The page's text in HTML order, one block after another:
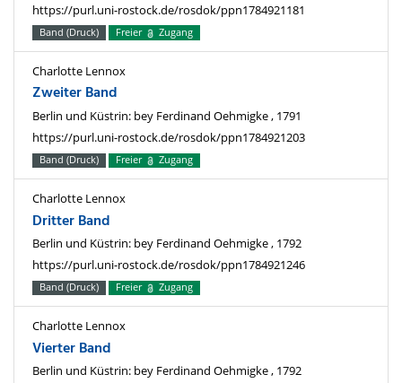
https://purl.uni-rostock.de/rosdok/ppn1784921181
Band (Druck) Freier Zugang
Charlotte Lennox
Zweiter Band
Berlin und Küstrin: bey Ferdinand Oehmigke , 1791
https://purl.uni-rostock.de/rosdok/ppn1784921203
Band (Druck) Freier Zugang
Charlotte Lennox
Dritter Band
Berlin und Küstrin: bey Ferdinand Oehmigke , 1792
https://purl.uni-rostock.de/rosdok/ppn1784921246
Band (Druck) Freier Zugang
Charlotte Lennox
Vierter Band
Berlin und Küstrin: bey Ferdinand Oehmigke , 1792